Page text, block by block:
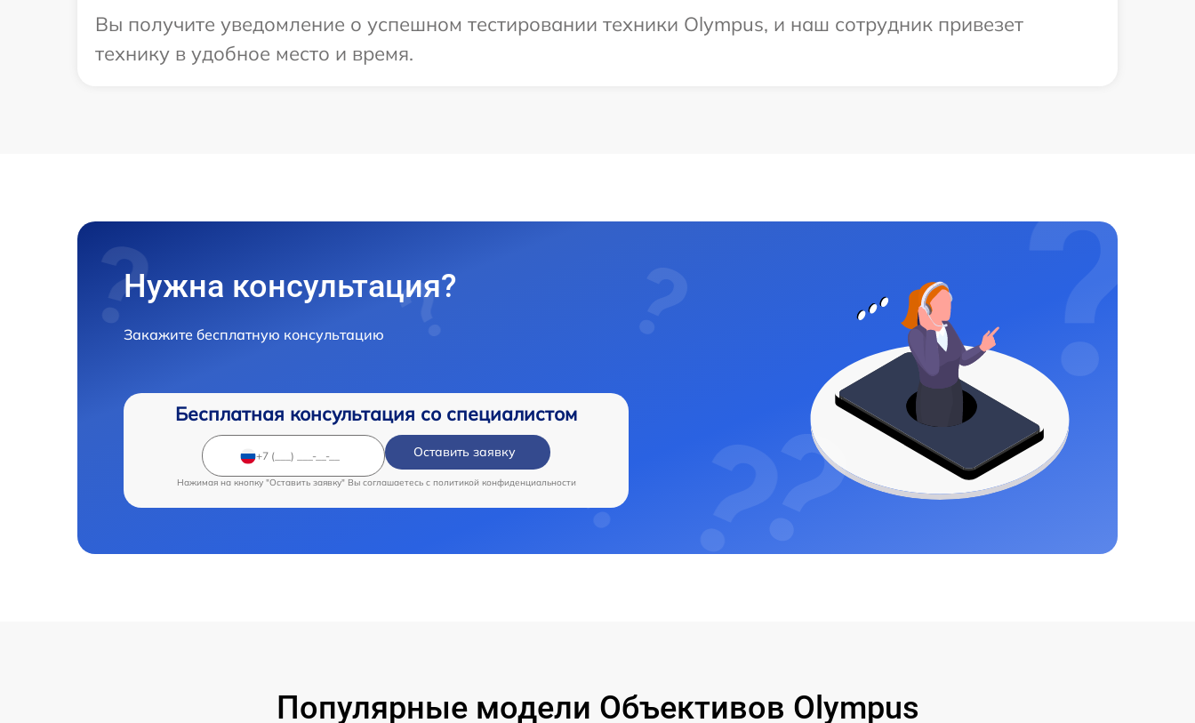
Вы получите уведомление о успешном тестировании техники Olympus, и наш сотрудник привезет
технику в удобное место и время.
Нужна консультация?
Закажите бесплатную консультацию
Бесплатная консультация со специалистом
Оставить заявку
Нажимая на кнопку "Оставить заявку" Вы соглашаетесь c политикой конфиденциальности
Популярные модели Объективов Olympus